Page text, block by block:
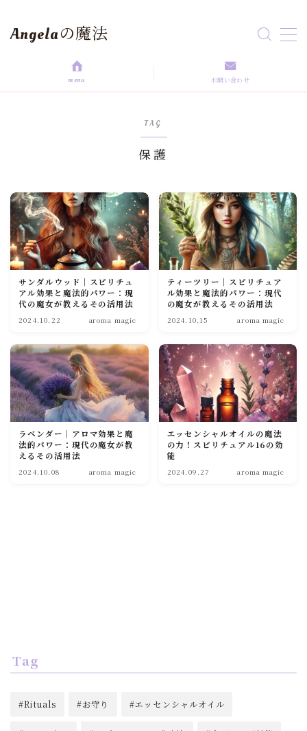
Angelaの魔法
love magic
Rituals
self love
soulmate
menu お問い合わせ
TAG
保護
サンダルウッド｜スピリチュ
アル効果と魔法的パワー：現
代の魔女が教えるその活用法
2024.10.22 aroma magic
ティーツリー｜スピリチュア
ル効果と魔法的パワー：現代
の魔女が教えるその活用法
2024.10.15 aroma magic
ラベンダー｜アロマ効果と魔
法的パワー：現代の魔女が教
えるその活用法
2024.10.08 aroma magic
エッセンシャルオイルの魔法
の力！スピリチュアル16の効
能
2024.09.27 aroma magic
Tag
Rituals お守り エッセンシャルオイル